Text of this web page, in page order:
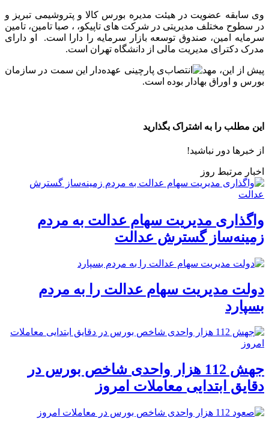
وی سابقه عضویت در هیئت مدیره بورس کالا و پتروشیمی تبریز و
در سطوح مختلف مدیریتی در شرکت های تاپیکو، ، صبا تامین، تامین
سرمایه امین، صندوق توسعه بازار سرمایه را دارا است. او دارای
مدرک دکترای مدیریت مالی از دانشگاه تهران است.
پیش از این، مهد
ی پارچینی عهده‌دار این سمت در سازمان
بورس و اوراق بهادار بوده است.
این مطلب را به اشتراک بگذارید
از خبرها دور نباشید!
اخبار مرتبط روز
واگذاری مدیریت سهام عدالت به مردم
زمینه‌ساز گسترش عدالت
دولت مدیریت سهام عدالت را به مردم
بسپارد
جهش 112 هزار واحدی شاخص بورس در
دقایق ابتدایی معاملات امروز